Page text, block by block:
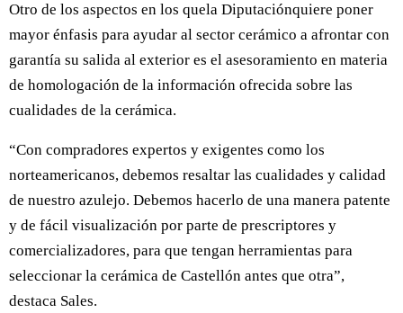
Otro de los aspectos en los quela Diputaciónquiere poner
mayor énfasis para ayudar al sector cerámico a afrontar con
garantía su salida al exterior es el asesoramiento en materia
de homologación de la información ofrecida sobre las
cualidades de la cerámica.
“Con compradores expertos y exigentes como los
norteamericanos, debemos resaltar las cualidades y calidad
de nuestro azulejo. Debemos hacerlo de una manera patente
y de fácil visualización por parte de prescriptores y
comercializadores, para que tengan herramientas para
seleccionar la cerámica de Castellón antes que otra”,
destaca Sales.